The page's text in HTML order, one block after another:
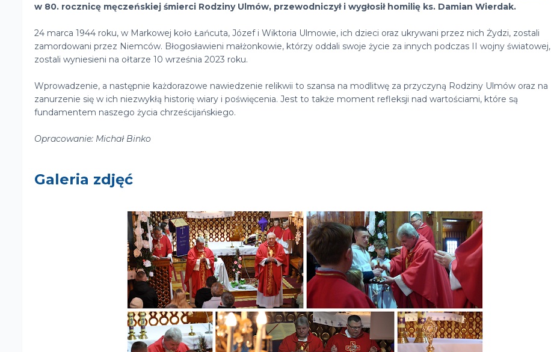
w 80. rocznicę męczeńskiej śmierci Rodziny Ulmów, przewodniczył i wygłosił homilię ks. Damian Wierdak.
24 marca 1944 roku, w Markowej koło Łańcuta, Józef i Wiktoria Ulmowie, ich dzieci oraz ukrywani przez nich Żydzi, zostali
zamordowani przez Niemców. Błogosławieni małżonkowie, którzy oddali swoje życie za innych podczas II wojny światowej,
zostali wyniesieni na ołtarze 10 września 2023 roku.
Wprowadzenie, a następnie każdorazowe nawiedzenie relikwii to szansa na modlitwę za przyczyną Rodziny Ulmów oraz na
zanurzenie się w ich niezwykłą historię wiary i poświęcenia. Jest to także moment refleksji nad wartościami, które są
fundamentem naszego życia chrześcijańskiego.
Opracowanie: Michał Binko
Galeria zdjęć